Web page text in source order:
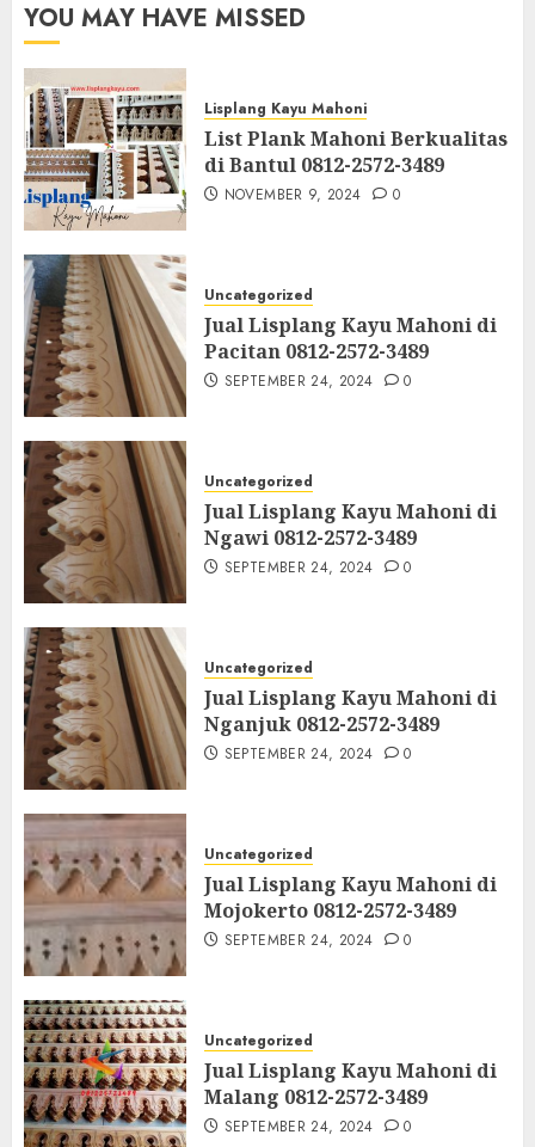
YOU MAY HAVE MISSED
Lisplang Kayu Mahoni
List Plank Mahoni Berkualitas
di Bantul 0812-2572-3489
NOVEMBER 9, 2024 0
Uncategorized
Jual Lisplang Kayu Mahoni di
Pacitan 0812-2572-3489
SEPTEMBER 24, 2024 0
Uncategorized
Jual Lisplang Kayu Mahoni di
Ngawi 0812-2572-3489
SEPTEMBER 24, 2024 0
Uncategorized
Jual Lisplang Kayu Mahoni di
Nganjuk 0812-2572-3489
SEPTEMBER 24, 2024 0
Uncategorized
Jual Lisplang Kayu Mahoni di
Mojokerto 0812-2572-3489
SEPTEMBER 24, 2024 0
Uncategorized
Jual Lisplang Kayu Mahoni di
Malang 0812-2572-3489
SEPTEMBER 24, 2024 0